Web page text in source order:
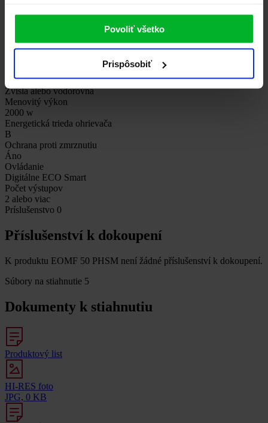
Povoliť všetko
Prispôsobiť
Denné tepelné straty pri 65 °C
IP 24
Poloha inštalácie
Zvislá alebo vodorovná
Menovitý výkon
2000 w
Energetická trieda ohrievača
B
Ochrana proti zmrznutiu
Áno
Ovládanie
Digitálne ECO Smart
Počet výstupov
2 alebo viac
Príslušenstvo 0
Příslušenství k dokoupení
K produktu EOMF 50 PHSM není žádné příslušenství k dokoupení.
Súbory na stiahnutie 5
Dokumenty k stiahnutiu
Produktový list
HI-RES foto
JPG, 0 KB